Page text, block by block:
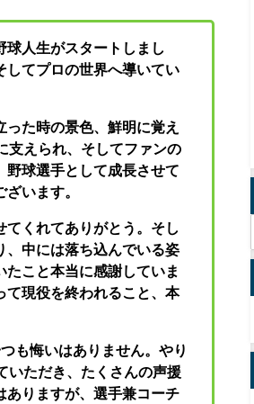
人生がスタートしまし
してプロの世界へ導いてい
た時の景色、鮮明に覚え
支えられ、そしてファンの
野球選手として成長させて
います。
くれてありがとう。そし
、中には落ち込んでいる姿
こと本当に感謝していま
て現役を終われること、本
も悔いはありません。やり
いただき、たくさんの声援
ありますが、選手兼コーチ